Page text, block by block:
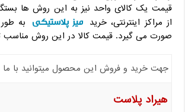
قیمت یک کالای واحد نیز به این روش ها
از مراکز اینترنتی، خرید میز پلاستیکی به
صورت می گیرد. قیمت کالا در این روش مناسب
جهت خرید و فروش این محصول میتوانید با ما
هیراد پلاست